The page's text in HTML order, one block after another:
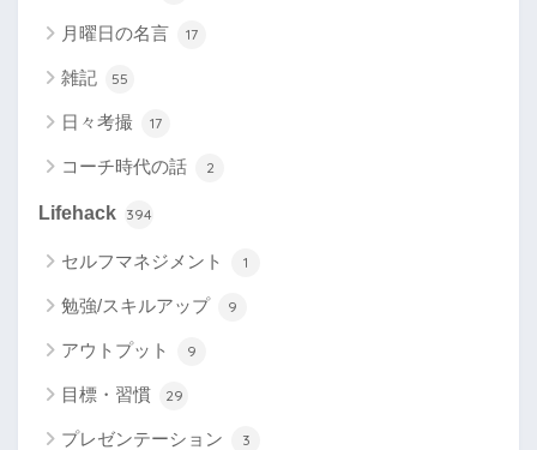
月曜日の名言 17
雑記 55
日々考撮 17
コーチ時代の話 2
Lifehack 394
セルフマネジメント 1
勉強/スキルアップ 9
アウトプット 9
目標・習慣 29
プレゼンテーション 3